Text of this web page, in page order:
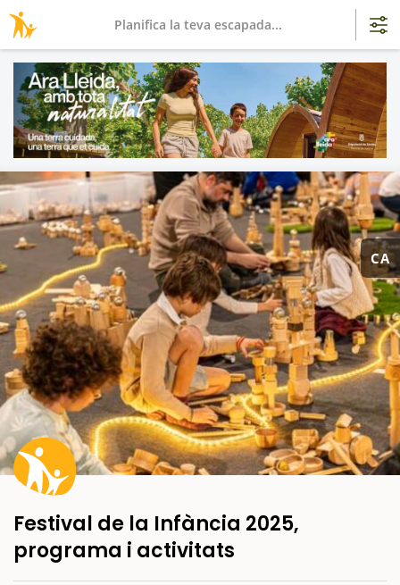
CA
Festival de la Infància 2025,
programa i activitats
Planifica la teva escapada...